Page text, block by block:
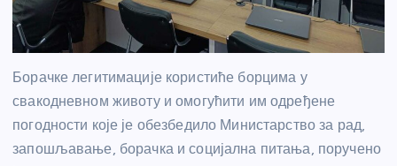
Борачке легитимације користиће борцима у
свакодневном животу и омогућити им одређене
погодности које је обезбедило Министарство за рад,
запошљавање, борачка и социјална питања, поручено